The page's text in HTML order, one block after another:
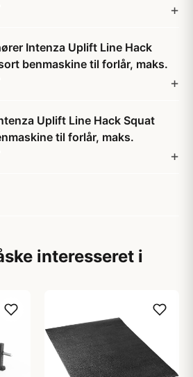
Intenza Uplift Line Hack
benmaskine til forlår, maks.
Uplift Line Hack Squat
til forlår, maks.
interesseret i